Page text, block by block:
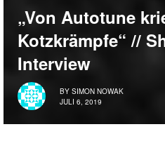
„Von Autotune
Kotzkrämpfe“ //
Interview
BY SIMON NOWAK
JULI 6, 2019